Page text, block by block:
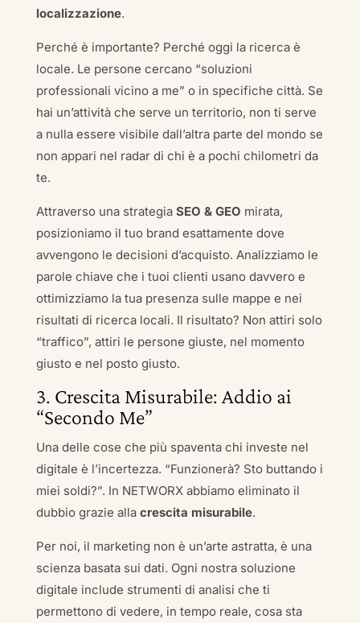
localizzazione.
Perché è importante? Perché oggi la ricerca è
locale. Le persone cercano “soluzioni
professionali vicino a me” o in specifiche città. Se
hai un’attività che serve un territorio, non ti serve
a nulla essere visibile dall’altra parte del mondo se
non appari nel radar di chi è a pochi chilometri da
te.
Attraverso una strategia SEO & GEO mirata,
posizioniamo il tuo brand esattamente dove
avvengono le decisioni d’acquisto. Analizziamo le
parole chiave che i tuoi clienti usano davvero e
ottimizziamo la tua presenza sulle mappe e nei
risultati di ricerca locali. Il risultato? Non attiri solo
“traffico”, attiri le persone giuste, nel momento
giusto e nel posto giusto.
3. Crescita Misurabile: Addio ai
“Secondo Me”
Una delle cose che più spaventa chi investe nel
digitale è l’incertezza. “Funzionerà? Sto buttando i
miei soldi?”. In NETWORX abbiamo eliminato il
dubbio grazie alla crescita misurabile.
Per noi, il marketing non è un’arte astratta, è una
scienza basata sui dati. Ogni nostra soluzione
digitale include strumenti di analisi che ti
permettono di vedere, in tempo reale, cosa sta